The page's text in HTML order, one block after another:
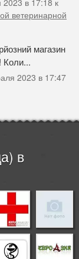
ветеринарной
магазин
Коли...
2023 в 17:47
в